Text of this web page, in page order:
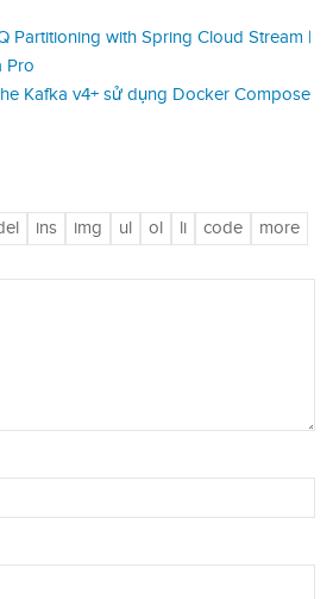
Partitioning with Spring Cloud Stream |
Pro
Kafka v4+ sử dụng Docker Compose